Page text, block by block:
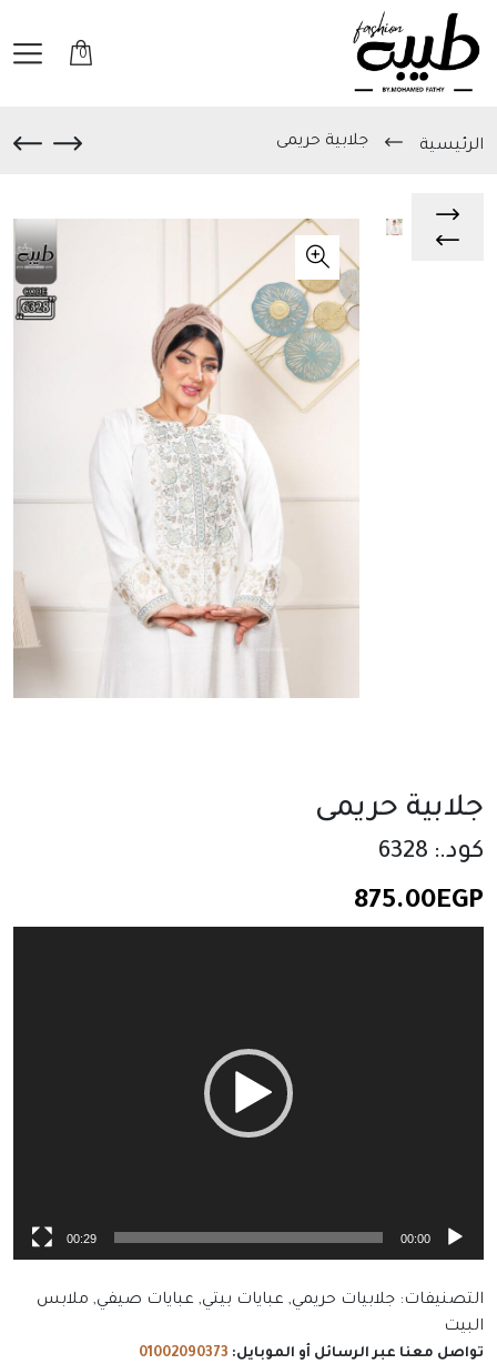
0
الرئيسية جلابية حريمى
جلابية حريمى
كود.: 6328
875.00EGP
00:00
00:29
التصنيفات: جلابيات حريمي, عبايات بيتي, عبايات صيفي, ملابس
البيت
تواصل معنا عبر الرسائل أو الموبايل: 01002090373